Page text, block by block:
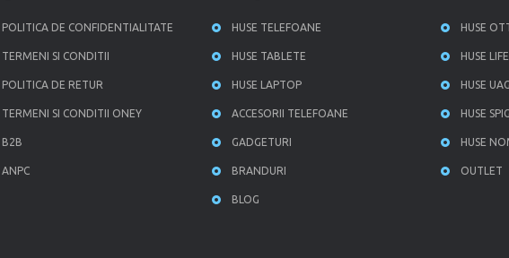
POLITICA DE CONFIDENTIALITATE
TERMENI SI CONDITII
POLITICA DE RETUR
TERMENI SI CONDITII ONEY
B2B
ANPC
HUSE TELEFOANE
HUSE TABLETE
HUSE LAPTOP
ACCESORII TELEFOANE
GADGETURI
BRANDURI
BLOG
HUSE
HUSE
HUSE UAG
HUSE
HUSE
OUTLET